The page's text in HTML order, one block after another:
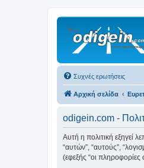
Συχνές ερωτήσεις
Αρχική σελίδα
odigein.com -
Αυτή η πολιτική εξηγεί
“αυτών”, “αυτούς”,
(εφεξής “οι πληροφορίες